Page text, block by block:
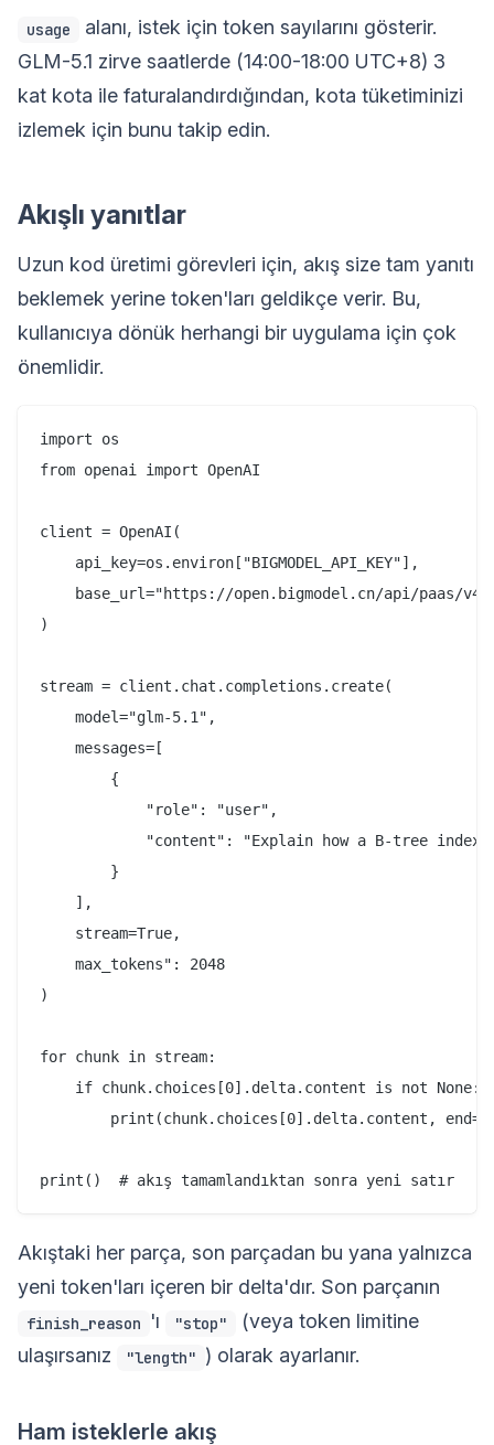
usage
alanı, istek için token sayılarını gösterir.
GLM-5.1 zirve saatlerde (14:00-18:00 UTC+8) 3
kat kota ile faturalandırdığından, kota tüketiminizi
izlemek için bunu takip edin.
Akışlı yanıtlar
Uzun kod üretimi görevleri için, akış size tam yanıtı
beklemek yerine token'ları geldikçe verir. Bu,
kullanıcıya dönük herhangi bir uygulama için çok
önemlidir.
import os
from openai import OpenAI
client = OpenAI(
    api_key=os.environ["BIGMODEL_API_KEY"],
base_url="https://open.bigmodel.cn/api/paas/v4/
)
stream = client.chat.completions.create(
    model="glm-5.1",
    messages=[
        {
            "role": "user",
"content": "Explain how a B-tree index
        }
    ],
    stream=True,
    max_tokens": 2048
)
for chunk in stream:
    if chunk.choices[0].delta.content is not None:
print(chunk.choices[0].delta.content,
Akıştaki her parça, son parçadan bu yana yalnızca
yeni token'ları içeren bir delta'dır. Son parçanın
finish_reason 'ı "stop"
(veya token limitine
ulaşırsanız
"length" ) olarak ayarlanır.
Ham isteklerle akış